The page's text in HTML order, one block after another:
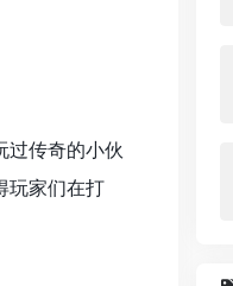
过传奇的小伙
玩家们在打